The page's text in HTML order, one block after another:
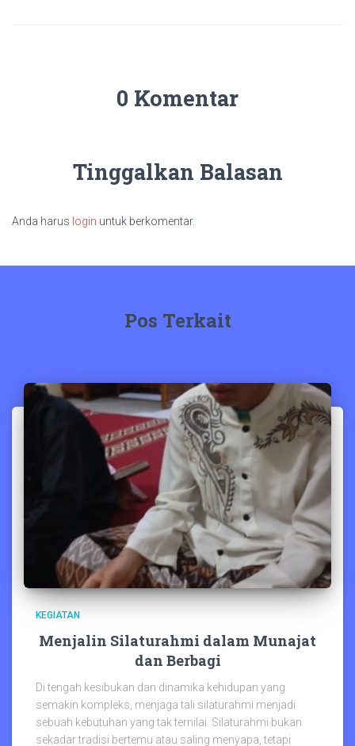
0 Komentar
Tinggalkan Balasan
Anda harus login untuk berkomentar.
Pos Terkait
KEGIATAN
Menjalin Silaturahmi dalam Munajat
dan Berbagi
Di tengah kesibukan dan dinamika kehidupan yang
semakin kompleks, menjaga tali silaturahmi menjadi
sebuah kebutuhan yang tak ternilai. Silaturahmi bukan
sekadar tradisi bertemu atau saling menyapa, tetapi